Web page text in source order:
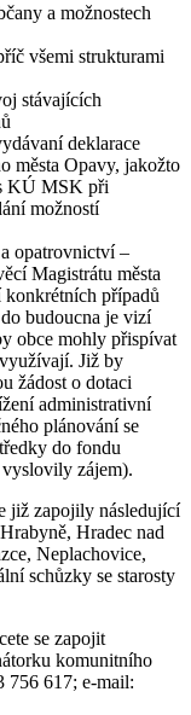
a možnostech
všemi strukturami
stávajících
deklarace
města Opavy, jakožto
KÚ MSK při
možností
opatrovnictví –
Magistrátu města
případů
budoucna je vizí
obce mohly přispívat
Již by
žádost o dotaci
administrativní
plánování se
do fondu
zájem).
již zapojily následující
Hradec nad
Neplachovice,
schůzky se starosty
se zapojit
komunitního
756 617; e-mail: